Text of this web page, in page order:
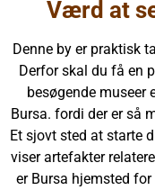
Værd at
Denne by er praktisk
Derfor skal du få en
besøgende museer
Bursa. fordi der er så
Et sjovt sted at starte
viser artefakter
er Bursa hjemsted